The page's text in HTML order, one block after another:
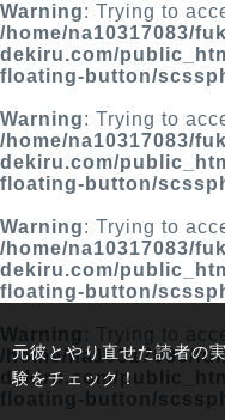
Warning: Trying to
/home/na10317083/
dekiru.com/
floating-button/
Warning: Trying to
/home/na10317083/
dekiru.com/
floating-button/
Warning: Trying to
/home/na10317083/
dekiru.com/
floating-button/
Warning : Trying to
/home/na10317083/
dekiru.com/
floating-button/
元彼とやり直せた読者の
験をチェック！